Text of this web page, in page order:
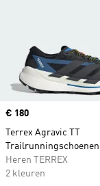
Price
€ 180
Terrex Agravic TT
Trailrunningschoenen
Heren TERREX
2 kleuren